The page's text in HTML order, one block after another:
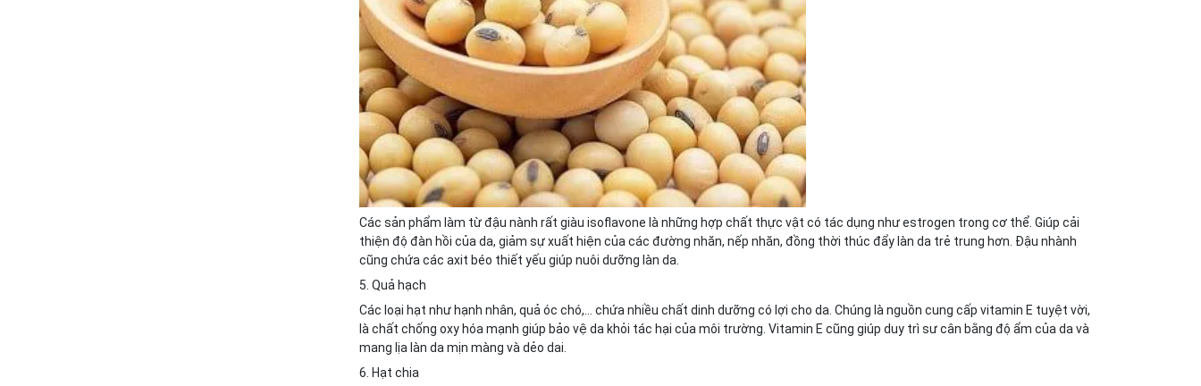
Các sản phẩm làm từ đậu nành rất giàu isoflavone là những hợp chất thực vật có tác dụng như estrogen trong cơ thể. Giúp cải
thiện độ đàn hồi của da, giảm sự xuất hiện của các đường nhăn, nếp nhăn, đồng thời thúc đẩy làn da trẻ trung hơn. Đậu nhành
cũng chứa các axit béo thiết yếu giúp nuôi dưỡng làn da.
5. Quả hạch
Các loại hạt như hạnh nhân, quả óc chó,... chứa nhiều chất dinh dưỡng có lợi cho da. Chúng là nguồn cung cấp vitamin E tuyệt vời,
là chất chống oxy hóa mạnh giúp bảo vệ da khỏi tác hại của môi trường. Vitamin E cũng giúp duy trì sư cân bằng độ ẩm của da và
mang lịa làn da mịn màng và dẻo dai.
6. Hạt chia